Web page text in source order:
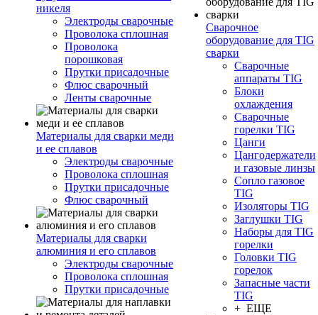
никеля
Электроды сварочные
Проволока сплошная
Проволока
порошковая
Прутки присадочные
Флюс сварочный
Ленты сварочные
Материалы для сварки меди
и ее сплавов
Электроды сварочные
Проволока сплошная
Прутки присадочные
Флюс сварочный
Материалы для сварки
алюминия и его сплавов
Электроды сварочные
Проволока сплошная
Прутки присадочные
Сварочное
оборудование для TIG
сварки
Сварочные
аппараты TIG
Блоки
охлаждения
Сварочные
горелки TIG
Цанги
Цангодержатели
и газовые линзы
Сопло газовое
TIG
Изоляторы TIG
Заглушки TIG
Наборы для TIG
горелки
Головки TIG
горелок
Запасные части
TIG
+ ЕЩЕ